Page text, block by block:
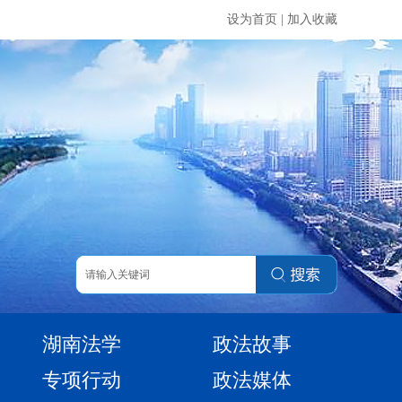
设为首页 加入收藏
湖南法学
政法故事
专项行动
政法媒体